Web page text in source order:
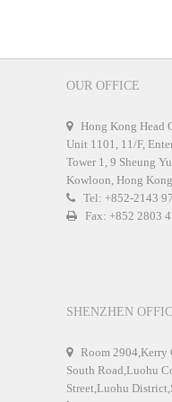
OUR OFFICE
Hong Kong Head
Unit 1101, 11/F,
Tower 1, 9 Sheung
Kowloon, Hong Kong
Tel: +852-2143
Fax: +852 2803
SHENZHEN
Room 2904,Kerry
South Road,Luohu
Street,Luohu